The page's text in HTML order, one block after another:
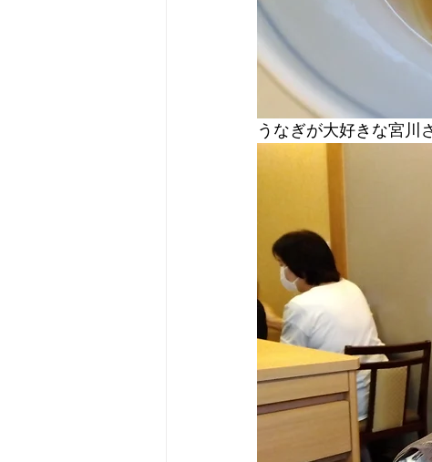
うなぎが大好きな宮川